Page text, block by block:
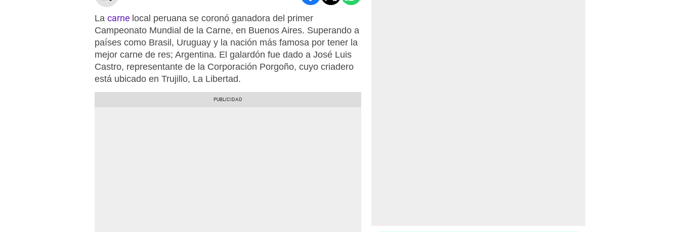
La carne local peruana se coronó ganadora del primer
Campeonato Mundial de la Carne, en Buenos Aires. Superando a
países como Brasil, Uruguay y la nación más famosa por tener la
mejor carne de res; Argentina. El galardón fue dado a José Luis
Castro, representante de la Corporación Porgoño, cuyo criadero
está ubicado en Trujillo, La Libertad.